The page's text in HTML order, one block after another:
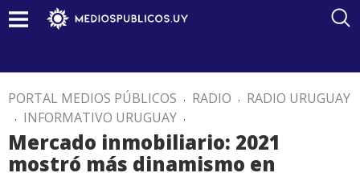
PORTAL MEDIOS PÚBLICOS . RADIO . RADIO URUGUAY
. INFORMATIVO URUGUAY .
Mercado inmobiliario: 2021
mostró más dinamismo en